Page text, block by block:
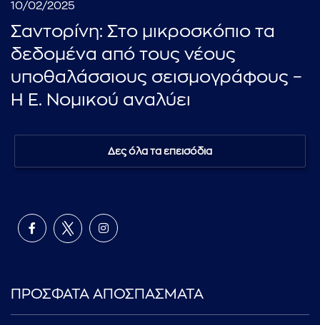
10/02/2025
Σαντορίνη: Στο μικροσκόπιο τα
δεδομένα από τους νέους
υποθαλάσσιους σεισμογράφους –
Η Ε. Νομικού αναλύει
Δες όλα τα επεισόδια
ΠΡΟΣΦΑΤΑ ΑΠΟΣΠΑΣΜΑΤΑ